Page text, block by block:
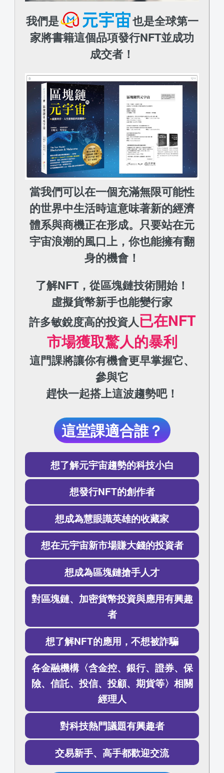
我們是
也是全球第一
家將書籍這個品項發行NFT並成功
成交者！
當我們可以在一個充滿無限可能性
的世界中生活時這意味著新的經濟
體系與商機正在形成。只要站在元
宇宙浪潮的風口上，你也能擁有翻
身的機會！
了解NFT，從區塊鏈技術開始！
虛擬貨幣新手也能變行家
許多敏銳度高的投資人已在NFT
市場獲取驚人的暴利
這門課將讓你有機會更早掌握它、
參與它
趕快一起搭上這波趨勢吧！
這堂課適合誰？
想了解元宇宙趨勢的科技小白
想發行NFT的創作者
想成為慧眼識英雄的收藏家
想在元宇宙新市場賺大錢的投資者
想成為區塊鏈搶手人才
對區塊鏈、加密貨幣投資與應用有興趣
者
想了解NFT的應用，不想被詐騙
各金融機構〈含金控、銀行、證券、保
險、信託、投信、投顧、期貨等〉相關
經理人
對科技熱門議題有興趣者
交易新手、高手都歡迎交流